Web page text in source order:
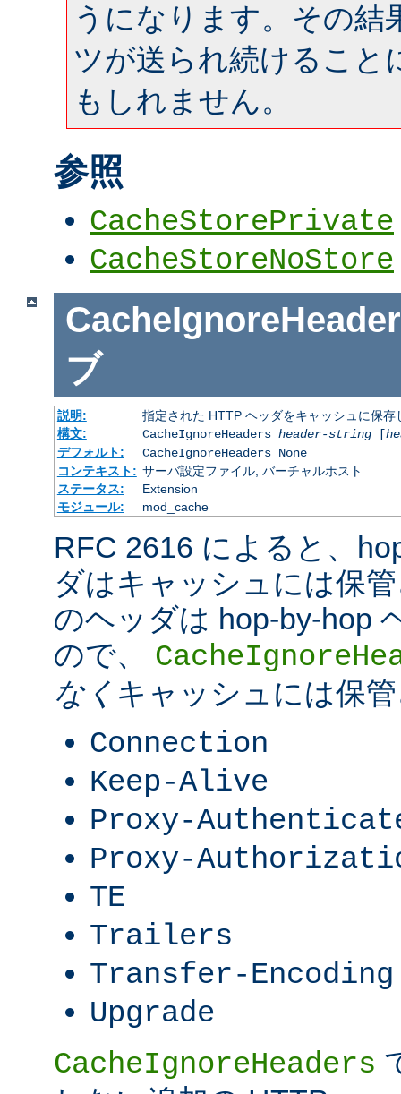
うになります。その結
ツが送られ続けること
もしれません。
参照
CacheStorePrivate
CacheStoreNoStore
ブ
説明:
指定された HTTP ヘッダをキャッシュに保存
構文:
CacheIgnoreHeaders header-string[
デフォルト:
CacheIgnoreHeaders None
コンテキスト: サーバ設定ファイル, バーチャルホスト
ステータス:
Extension
モジュール:
mod_cache
RFC 2616 によると、
ダはキャッシュには保
のヘッダは hop-by-hop
ので、
なく キャッシュには保
Connection
Keep-Alive
Proxy-
Proxy-
TE
Trailers
Transfer-Encoding
Upgrade
CacheIgnoreHeaders